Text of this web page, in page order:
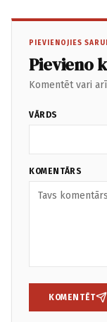
PIEVIENOJIES
Pievieno
Komentēt vari
VĀRDS
KOMENTĀRS
KOMENTĒT